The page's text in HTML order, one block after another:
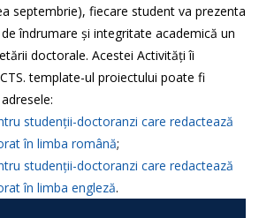
septembrie), fiecare student va prezenta
îndrumare și integritate academică un
doctorale. Acestei Activități îi
template-ul proiectului poate fi
studenții-doctoranzi care redactează
în limba română;
studenții-doctoranzi care redactează
în limba engleză.